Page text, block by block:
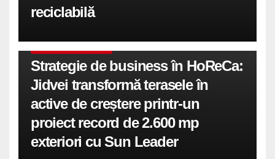
reciclabilă
Strategie de business în HoReCa:
Jidvei transformă terasele în
active de creștere printr-un
proiect record de 2.600 mp
exteriori cu Sun Leader